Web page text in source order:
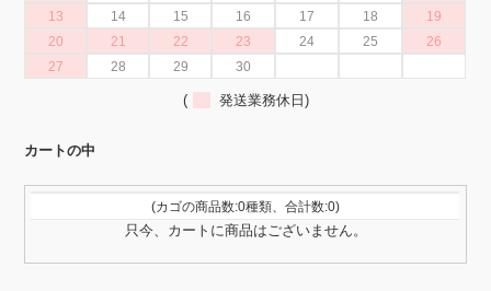
13
14 15 16 17 18
19
20
21 22 23 24 25
26
27
28 29 30
( 発送業務休日)
カートの中
(カゴの商品数:0種類、合計数:0)
只今、カートに商品はございません。